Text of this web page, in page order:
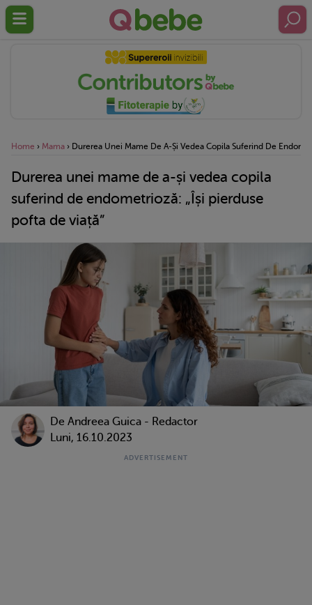
Home › Mama › Durerea Unei Mame De A-Și Vedea Copila Suferind De
Durerea unei mame de a-și vedea copila
suferind de endometrioză: „Își pierduse
pofta de viață”
De Andreea Guica - Redactor
Luni, 16.10.2023